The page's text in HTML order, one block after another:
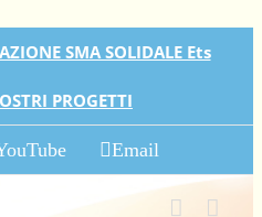
SMA SOLIDALE Ets
PROGETTI
Email